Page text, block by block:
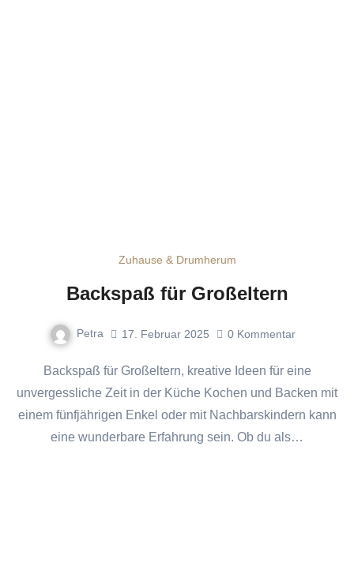
Zuhause & Drumherum
Backspaß für Großeltern
Petra 17. Februar 2025 0 Kommentar
Backspaß für Großeltern, kreative Ideen für eine
unvergessliche Zeit in der Küche Kochen und Backen mit
einem fünfjährigen Enkel oder mit Nachbarskindern kann
eine wunderbare Erfahrung sein. Ob du als…